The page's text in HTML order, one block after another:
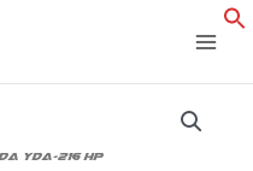
Yda-216 HP